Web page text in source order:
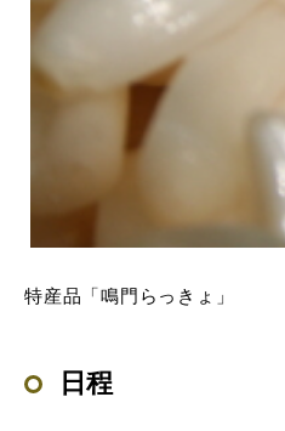
特産品「鳴門らっきょ」
日程